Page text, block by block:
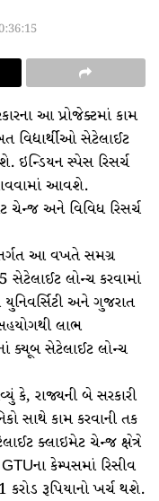
આ પ્રોજેક્ટમાં કામ
વિદ્યાર્થીઓ સેટેલાઈટ
ઇન્ડિયન સ્પેસ રિસર્ચ
આવશે.
અને વિવિધ રિસર્ચ
આ વખતે સમગ્ર
લોન્ચ કરવામાં
અને ગુજરાત
લાભ
ક્યૂબ સેટેલાઈટ લોન્ચ
રાજ્યની બે સરકારી
સાથે કામ કરવાની તક
ક્લાઇમેટ ચેન્જ ક્ષેત્રે
કેમ્પસમાં રિસીવ
રૂપિયાનો ખર્ચ થશે.